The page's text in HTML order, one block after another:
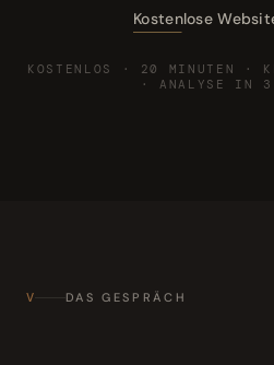
Kostenlose
KOSTENLOS · 20 MINUTEN ·
· ANALYSE IN 3
V DAS GESPRÄCH